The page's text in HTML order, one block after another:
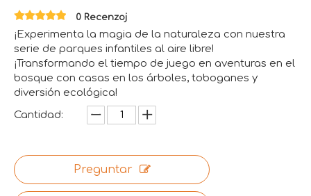
0 Recenzoj
¡Experimenta la magia de la naturaleza con nuestra
serie de parques infantiles al aire libre!
¡Transformando el tiempo de juego en aventuras en el
bosque con casas en los árboles, toboganes y
diversión ecológica!
Cantidad:
Preguntar